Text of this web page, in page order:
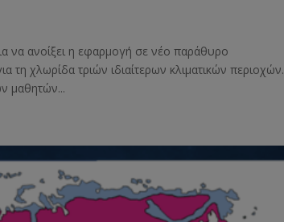
να ανοίξει η εφαρμογή σε νέο παράθυρο
τη χλωρίδα τριών ιδιαίτερων κλιματικών περιοχών.
μαθητών...